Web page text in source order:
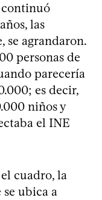
continuó
las
se agrandaron.
personas de
parecería
es decir,
niños y
el INE
cuadro, la
ubica a